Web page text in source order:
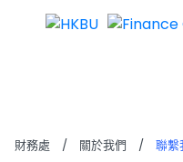
財務處 / 關於我們 / 聯繫